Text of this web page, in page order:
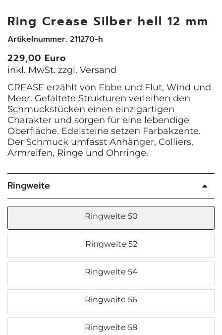
Ring Crease Silber hell 12 mm
Artikelnummer: 211270-h
229,00 Euro
inkl. MwSt. zzgl. Versand
CREASE erzählt von Ebbe und Flut, Wind und
Meer. Gefaltete Strukturen verleihen den
Schmuckstücken einen einzigartigen
Charakter und sorgen für eine lebendige
Oberfläche. Edelsteine setzen Farbakzente.
Der Schmuck umfasst Anhänger, Colliers,
Armreifen, Ringe und Ohrringe.
Ringweite
Ringweite 50
Ringweite 52
Ringweite 54
Ringweite 56
Ringweite 58